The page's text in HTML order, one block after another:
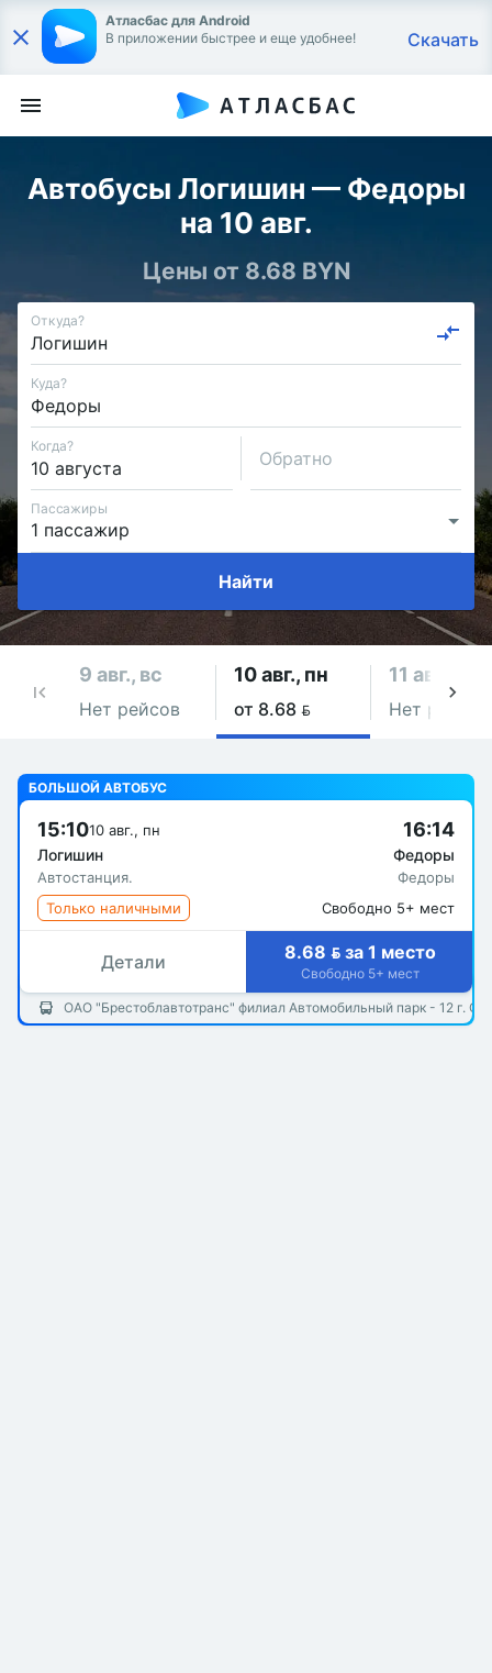
Атласбас для Android
В приложении быстрее и еще удобнее!
Скачать
Автобусы Логишин — Федоры
на 10 авг.
Цены от 8.68 BYN
Откуда?
Куда?
Когда?
Обратно
Пассажиры
Найти
9 авг., вс
Нет рейсов
10 авг., пн
от 8.68 
11 авг., вт
Нет рейсов
БОЛЬШОЙ АВТОБУС
15:1010 авг., пн
Логишин
Автостанция.
16:14
Федоры
Федоры
Только наличными
Свободно 5+ мест
Детали 8.68  за 1 место
Свободно 5+ мест
ОАО "Брестоблавтотранс" филиал Автомобильный парк - 12 г.